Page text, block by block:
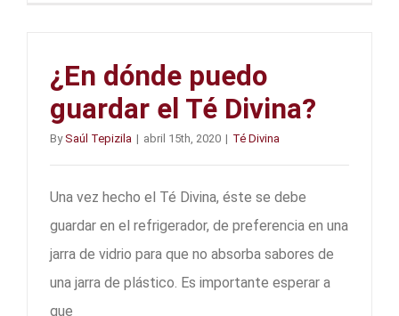
¿En dónde puedo
guardar el Té Divina?
BySaúl Tepizila | abril 15th, 2020 | Té Divina
Una vez hecho el Té Divina, éste se debe
guardar en el refrigerador, de preferencia en una
jarra de vidrio para que no absorba sabores de
una jarra de plástico. Es importante esperar a
que